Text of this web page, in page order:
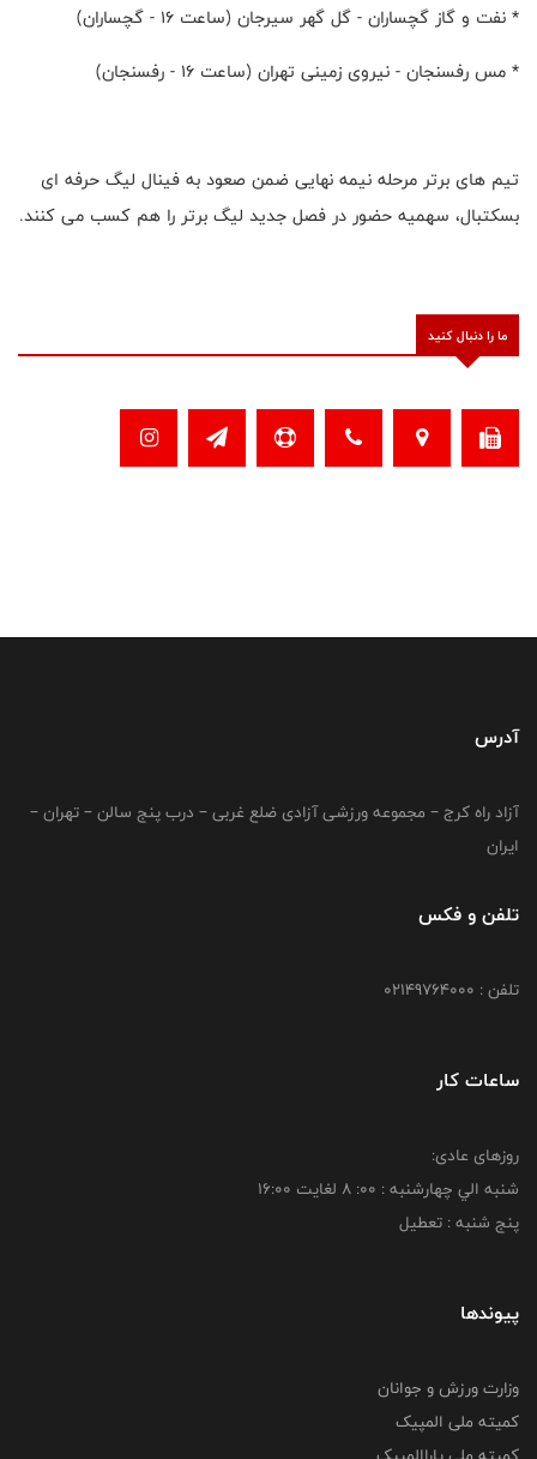
* نفت و گاز گچساران - گل گهر سیرجان (ساعت ۱۶ - گچساران)
* مس رفسنجان - نیروی زمینی تهران (ساعت ۱۶ - رفسنجان)
تیم های برتر مرحله نیمه نهایی ضمن صعود به فینال لیگ حرفه ای
بسکتبال، سهمیه حضور در فصل جدید لیگ برتر را هم کسب می کنند.
ما را دنبال کنید
آدرس
آزاد راه کرج – مجموعه ورزشی آزادی ضلع غربی – درب پنج سالن – تهران –
ایران
تلفن و فکس
تلفن : 02149764000
ساعات کار
روزهای عادی:
شنبه الي چهارشنبه : 00: 8 لغايت 16:00
پنج شنبه : تعطیل
پیوندها
وزارت ورزش و جوانان
کمیته ملی المپیک